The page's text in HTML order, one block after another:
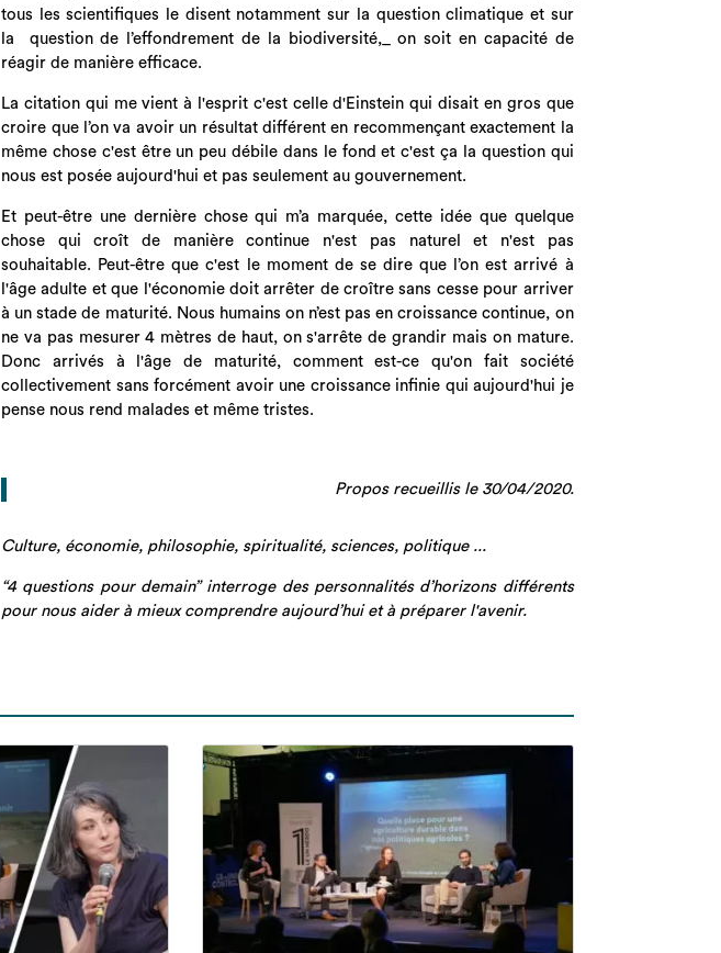
tous les scientifiques le disent notamment sur la question climatique et sur
la question de l’effondrement de la biodiversité,_ on soit en capacité de
réagir de manière efficace.
La citation qui me vient à l'esprit c'est celle d'Einstein qui disait en gros que
croire que l’on va avoir un résultat différent en recommençant exactement la
même chose c'est être un peu débile dans le fond et c'est ça la question qui
nous est posée aujourd'hui et pas seulement au gouvernement.
Et peut-être une dernière chose qui m’a marquée, cette idée que quelque
chose qui croît de manière continue n'est pas naturel et n'est pas
souhaitable. Peut-être que c'est le moment de se dire que l’on est arrivé à
l'âge adulte et que l'économie doit arrêter de croître sans cesse pour arriver
à un stade de maturité. Nous humains on n’est pas en croissance continue, on
ne va pas mesurer 4 mètres de haut, on s'arrête de grandir mais on mature.
Donc arrivés à l'âge de maturité, comment est-ce qu'on fait société
collectivement sans forcément avoir une croissance infinie qui aujourd'hui je
pense nous rend malades et même tristes.
Propos recueillis le 30/04/2020.
Culture, économie, philosophie, spiritualité, sciences, politique ...
“4 questions pour demain” interroge des personnalités d’horizons différents
pour nous aider à mieux comprendre aujourd’hui et à préparer l'avenir.